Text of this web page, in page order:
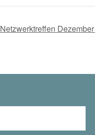
Netzwerktreffen